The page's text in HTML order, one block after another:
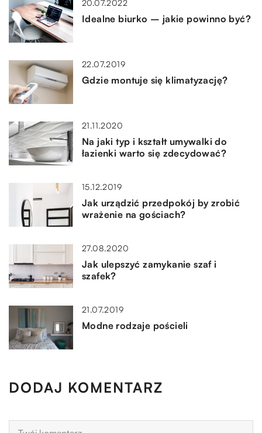
20.07.2022
Idealne biurko – jakie powinno być?
22.07.2019
Gdzie montuje się klimatyzację?
21.11.2020
Na jaki typ i kształt umywalki do
łazienki warto się zdecydować?
15.12.2019
Jak urządzić przedpokój by zrobić
wrażenie na gościach?
27.08.2020
Jak ulepszyć zamykanie szaf i
szafek?
21.07.2019
Modne rodzaje pościeli
DODAJ KOMENTARZ